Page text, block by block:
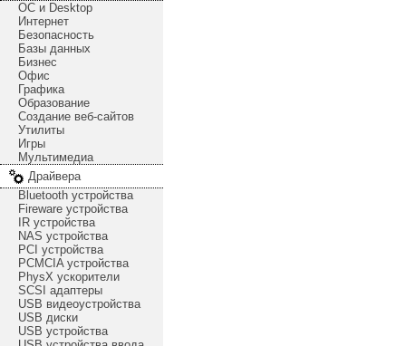
ОС и Desktop
Интернет
Безопасность
Базы данных
Бизнес
Офис
Графика
Образование
Создание веб-сайтов
Утилиты
Игры
Мультимедиа
Драйвера
Bluetooth устройства
Fireware устройства
IR устройства
NAS устройства
PCI устройства
PCMCIA устройства
PhysX ускорители
SCSI адаптеры
USB видеоустройства
USB диски
USB устройства